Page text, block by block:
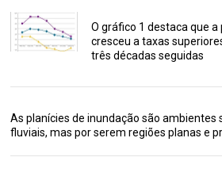
O gráfico 1 destaca que
cresceu a taxas
três décadas seguidas
As planícies de inundação são ambientes
fluviais, mas por serem regiões planas e